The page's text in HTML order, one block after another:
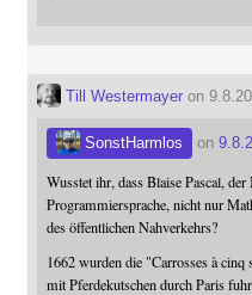
Till Westermayeron
SonstHarmlos on
Wusstet ihr, dass Blaise Pascal,
Programmiersprache, nicht nur
des öffentlichen Nahverkehrs?
1662 wurden die "Carrosses à
mit Pferdekutschen durch Paris